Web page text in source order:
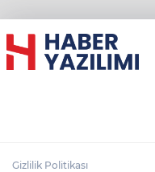
Gizlilik Politikası